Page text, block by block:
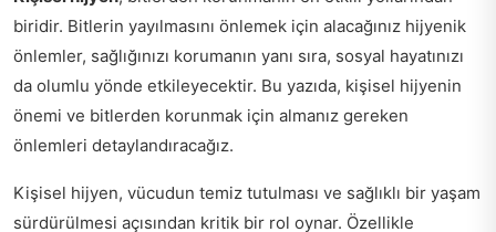
biridir. Bitlerin yayılmasını önlemek için alacağınız hijyenik
önlemler, sağlığınızı korumanın yanı sıra, sosyal hayatınızı
da olumlu yönde etkileyecektir. Bu yazıda, kişisel hijyenin
önemi ve bitlerden korunmak için almanız gereken
önlemleri detaylandıracağız.
Kişisel hijyen, vücudun temiz tutulması ve sağlıklı bir yaşam
sürdürülmesi açısından kritik bir rol oynar. Özellikle